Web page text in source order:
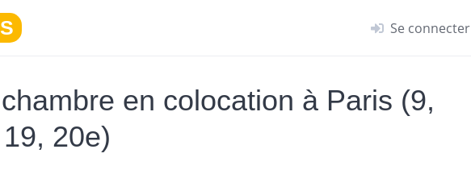
Se connecter
en colocation à Paris (9,
20e)